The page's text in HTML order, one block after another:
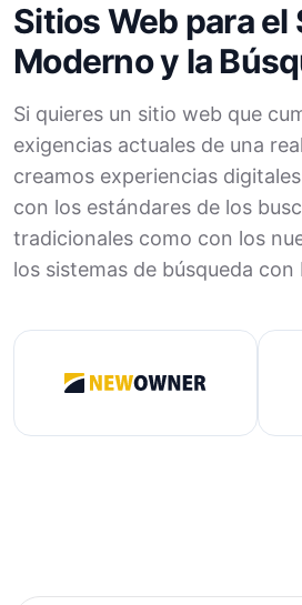
Sitios Web para el
Moderno y la
Si quieres un sitio web que
exigencias actuales de una
creamos experiencias
con los estándares de los
tradicionales como con los
los sistemas de búsqueda con